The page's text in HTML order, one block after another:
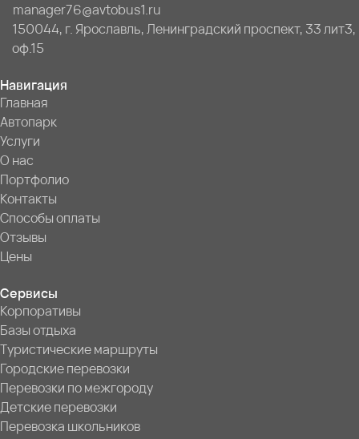
manager76@avtobus1.ru
150044, г. Ярославль, Ленинградский проспект, 33 лит3,
оф.15
Навигация
Главная
Автопарк
Услуги
О нас
Портфолио
Контакты
Способы оплаты
Отзывы
Цены
Сервисы
Корпоративы
Базы отдыха
Туристические маршруты
Городские перевозки
Перевозки по межгороду
Детские перевозки
Перевозка школьников